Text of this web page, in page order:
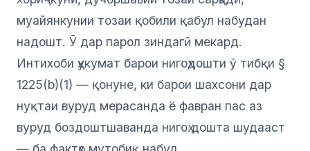
муайянкунии тозаи қобили қабул набудан
надошт. Ӯ дар парол зиндагӣ мекард.
Интихоби ҳукумат барои нигоҳдошти ӯ тибқи §
1225(b)(1) — қонуне, ки барои шахсони дар
нуқтаи вуруд мерасанда ё фавран пас аз
вуруд боздоштшаванда нигоҳ дошта шудааст